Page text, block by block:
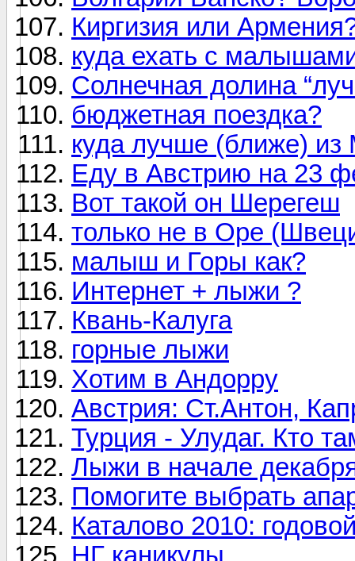
Киргизия или
куда ехать с
Солнечная долина
бюджетная поездка?
куда лучше (ближе)
Еду в Австрию на 23
Вот такой он Шерегеш
только не в Оре
малыш и Горы как?
Интернет + лыжи ?
Квань-Калуга
горные лыжи
Хотим в Андорру
Австрия: Ст.Антон,
Турция - Улудаг. Кто
Лыжи в начале
Помогите выбрать
Каталово 2010:
НГ каникулы